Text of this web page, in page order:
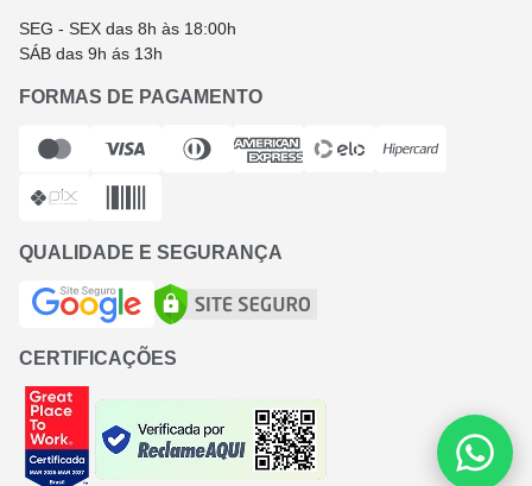
SEG - SEX das 8h às 18:00h
SÁB das 9h ás 13h
FORMAS DE PAGAMENTO
QUALIDADE E SEGURANÇA
CERTIFICAÇÕES